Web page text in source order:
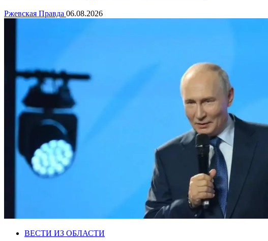
Ржевская Правда 06.08.2026
ВЕСТИ ИЗ ОБЛАСТИ